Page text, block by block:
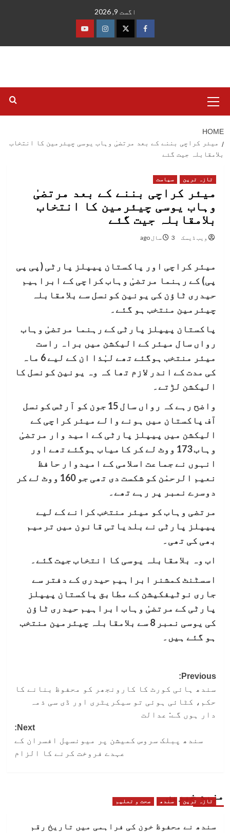
اگست 9, 2026
فیس
ٹوئٹرانسٹاگرام
یوٹیوب
Menu
HOME
میئر کراچی بننے کے بعد مرتضیٰ وہاب یوسی چیئرمین کا انتخاب
بلامقابلہ جیت گئے
تازہ ترین سیاست
میئر کراچی بننے کے بعد مرتضیٰ
وہاب یوسی چیئرمین کا انتخاب
بلامقابلہ جیت گئے
ویب ڈیسک 3 سال ago
میئر کراچی اور پاکستان پیپلز پارٹی (پی پی
پی) کے رہنما مرتضیٰ وہاب کراچی کے ابراہیم
حیدری ٹاؤن کی یونین کونسل سے بلامقابلہ
چیئرمین منتخب ہو گئے۔
پاکستان پیپلز پارٹی کے رہنما مرتضیٰ وہاب
رواں سال میئر کے الیکشن میں براہ راست
میئر منتخب ہوگئے تھے لہٰذا ان کے لیے 6 ماہ
کی مدت کے اندر لازم تھا کہ وہ یونین کونسل کا
الیکشن لڑتے۔
واضح رہے کہ رواں سال 15 جون کو آرٹس کونسل
آف پاکستان میں ہونے والے میئر کراچی کے
الیکشن میں پیپلز پارٹی کے امید وار مرتضیٰ
وہاب 173 ووٹ لے کر کامیاب ہوگئے تھے اور
انہوں نے جماعت اسلامی کے امیدوار حافظ
نعیم الرحمٰن کو شکست دی تھی جو 160 ووٹ لے کر
دوسرے نمبر پر رہے تھے۔
مرتضی وہاب کو میئر منتخب کرانے کے لیے
پیپلز پارٹی نے بلدیاتی قانون میں ترمیم
بھی کی تھی۔
اب وہ بلامقابلہ یوسی کا انتخاب جیت گئے۔
اسسٹنٹ کمشنر ابراہیم حیدری کے دفتر سے
جاری نوٹیفکیشن کے مطابق پاکستان پیپلز
پارٹی کے مرتضیٰ وہاب ابراہیم حیدری ٹاؤن
کی یوسی نمبر 8 سے بلامقابلہ چیئرمین منتخب
ہو گئے ہیں۔
Post
navigation
Previous:
سندھ ہائی کورٹ کا کارونجھر کو محفوظ بنانے کا
حکم، کٹائی ہوئی تو سیکریٹری اور ڈی سی ذمہ
دار ہوں گے: عدالت
Next:
سندھ پبلک سروس کمیشن پر میونسپل افسران کے
عہدے فروخت کرنے کا الزام
مزید خبریں
تازہ ترین سندھ صحت و تعلیم
سندھ نے محفوظ خون کی فراہمی میں تاریخ رقم